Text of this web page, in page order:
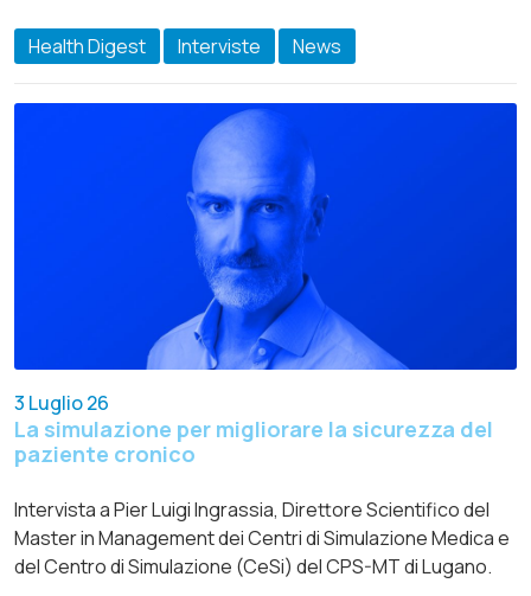
Health Digest Interviste News
3 Luglio 26
La simulazione per migliorare la sicurezza del
paziente cronico
Intervista a Pier Luigi Ingrassia, Direttore Scientifico del
Master in Management dei Centri di Simulazione Medica e
del Centro di Simulazione (CeSi) del CPS-MT di Lugano.